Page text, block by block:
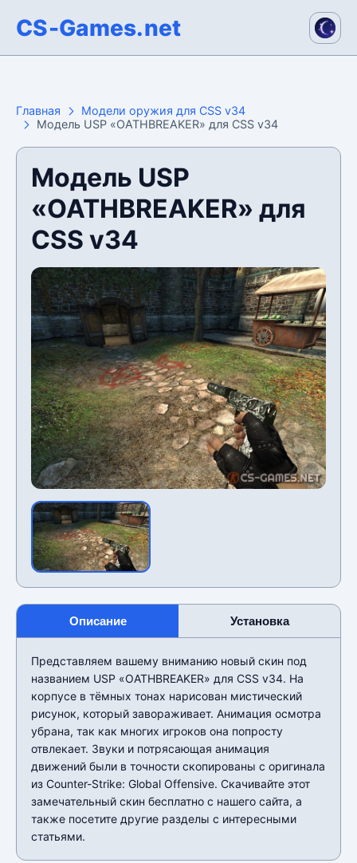
CS-Games.net
Главная
Модели оружия для CSS v34
Модель USP «OATHBREAKER» для CSS v34
Модель USP
«OATHBREAKER» для
CSS v34
Описание Установка
Представляем вашему вниманию новый скин под
названием USP «OATHBREAKER» для CSS v34. На
корпусе в тёмных тонах нарисован мистический
рисунок, который завораживает. Анимация осмотра
убрана, так как многих игроков она попросту
отвлекает. Звуки и потрясающая анимация
движений были в точности скопированы с оригинала
из Counter-Strike: Global Offensive. Скачивайте этот
замечательный скин бесплатно с нашего сайта, а
также посетите другие разделы с интересными
статьями.